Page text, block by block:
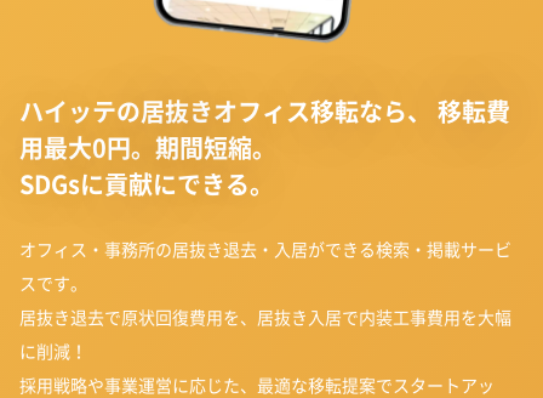
ハイッテの居抜きオフィス移転なら、
移転費
用最大0円。期間短縮。
SDGsに貢献にできる。
オフィス・事務所の居抜き退去・入居ができる検索・掲載サービ
スです。
居抜き退去で原状回復費用を、居抜き入居で内装工事費用を大幅
に削減！
採用戦略や事業運営に応じた、最適な移転提案でスタートアッ